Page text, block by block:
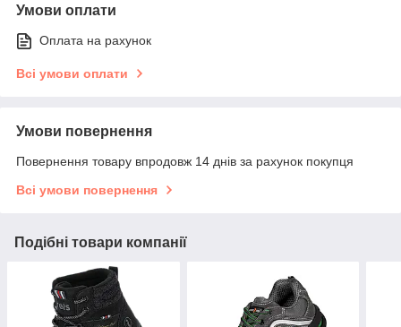
Умови оплати
Оплата на рахунок
Всі умови оплати
Умови повернення
Повернення товару впродовж 14 днів за рахунок покупця
Всі умови повернення
Подібні товари компанії